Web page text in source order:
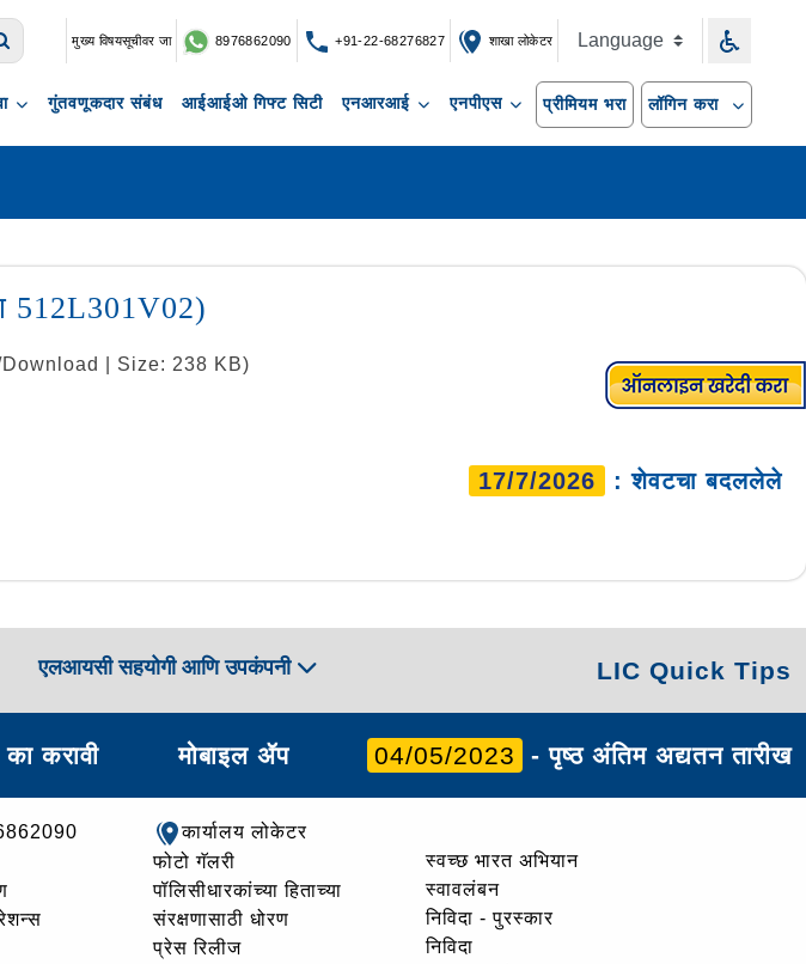
मुख्य विषयसूचीवर जा 8976862090 +91-22-68276827 शाखा लोकेटर
गुंतवणूकदार संबंध आईआईओ गिफ्ट सिटी एनआरआई एनपीएस प्रीमियम भरा लॉगिन करा
512L301V02)
| Size: 238 KB)
17/7/2026 : शेवटचा बदललेले
एलआयसी सहयोगी आणि उपकंपनी LIC Quick Tips
करावी मोबाइल ॲप 04/05/2023 - पृष्ठ अंतिम अद्यतन तारीख
कार्यालय लोकेटर
फोटो गॅलरी
पॉलिसीधारकांच्या हिताच्या
संरक्षणासाठी धोरण
प्रेस रिलीज
स्वच्छ भारत अभियान
स्वावलंबन
निविदा - पुरस्कार
निविदा